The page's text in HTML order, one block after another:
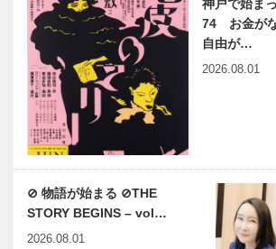
神戸で始ま
74 お金がな
自由が…
2026.08.01
⊘ 物語が始まる ⊘THE
STORY BEGINS – vol…
2026.08.01